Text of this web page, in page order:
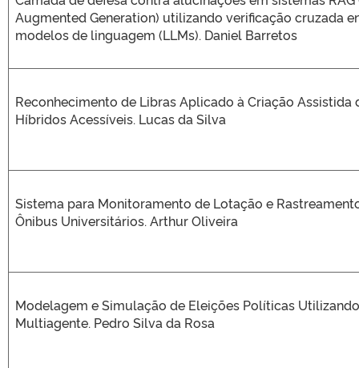
Augmented Generation) utilizando verificação cruzada
modelos de linguagem (LLMs). Daniel Barretos
Reconhecimento de Libras Aplicado à Criação Assistida
Híbridos Acessíveis. Lucas da Silva
Sistema para Monitoramento de Lotação e
Ônibus Universitários. Arthur Oliveira
Modelagem e Simulação de Eleições Políticas
Multiagente. Pedro Silva da Rosa